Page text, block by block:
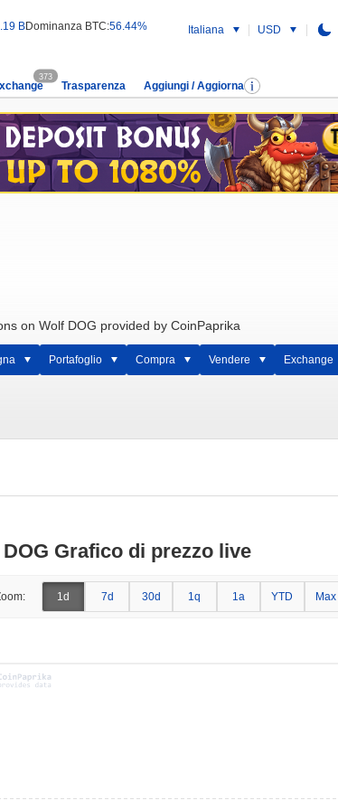
BDominanza BTC:56.44% Italiana USD
373
Trasparenza Aggiungi / Aggiorna
on Wolf DOG provided by CoinPaprika
Portafoglio Compra Vendere Exchange
Grafico di prezzo live
1d 7d 30d 1q 1a YTD Max